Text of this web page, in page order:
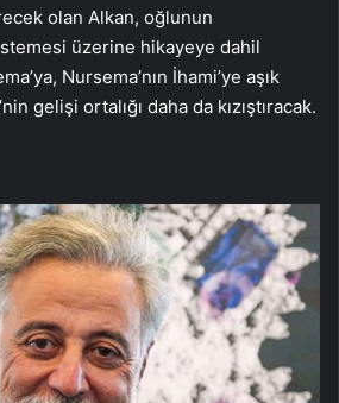
olan Alkan, oğlunun
üzerine hikayeye dahil
Nursema’nın İhami’ye aşık
gelişi ortalığı daha da kızıştıracak.